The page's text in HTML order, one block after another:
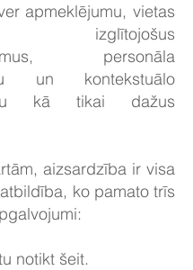
apmeklējumu, vietas
izglītojošus
personāla
un kontekstuālo
kā tikai dažus
aizsardzība ir visa
ko pamato trīs
notikt šeit.